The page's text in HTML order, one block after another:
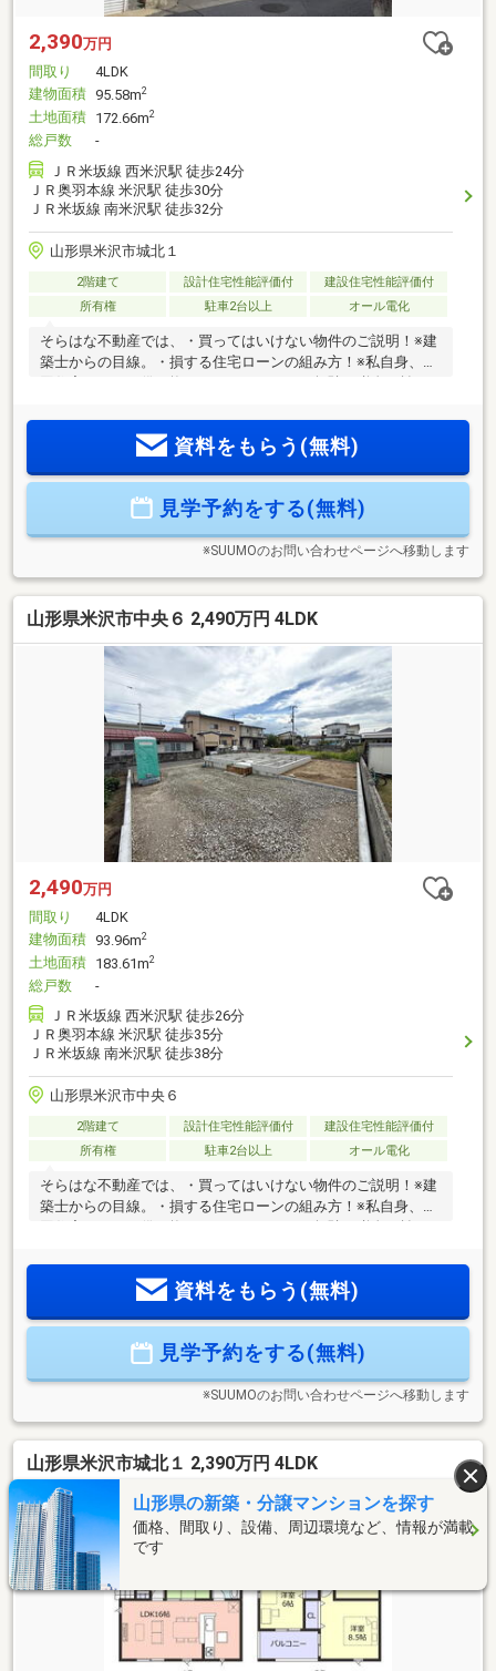
2,390万円
間取り
4LDK
建物面積 95.58m2
土地面積 172.66m2
総戸数
-
ＪＲ米坂線 西米沢駅 徒歩24分
ＪＲ奥羽本線 米沢駅 徒歩30分
ＪＲ米坂線 南米沢駅 徒歩32分
山形県米沢市城北１
2階建て 設計住宅性能評価付
建設住宅性能評価付
所有権
駐車2台以上 オール電化
そらはな不動産では、・買ってはいけない物件のご説明！※建
築士からの目線。・損する住宅ローンの組み方！※私自身、３
回住宅ローンを借り換えしております。・無駄な税金を払わ
法！・複利で住宅ローンを返済する驚きの方法術！※聞いて損
はありません。・地震で生じた亀裂を探して保険会社に代理
つけて夫婦のどちらかがガンになった場合、住宅ローン残高
が０円になる方法！・売却税金を安くする方法！・賃貸相場
ンを住宅ローンに取りまとめ
資料をもらう(無料)
見学予約をする(無料)
※SUUMOのお問い合わせページへ移動します
山形県米沢市中央６ 2,490万円 4LDK
2,490万円
間取り
4LDK
建物面積 93.96m2
土地面積 183.61m2
総戸数
-
ＪＲ米坂線 西米沢駅 徒歩26分
ＪＲ奥羽本線 米沢駅 徒歩35分
ＪＲ米坂線 南米沢駅 徒歩38分
山形県米沢市中央６
2階建て 設計住宅性能評価付
建設住宅性能評価付
所有権
駐車2台以上 オール電化
そらはな不動産では、・買ってはいけない物件のご説明！※建
築士からの目線。・損する住宅ローンの組み方！※私自身、３
法！・複利で住宅ローンを返済する驚きの方法術！※聞いて損
はありません。・地震で生じた亀裂を探して保険会社に代理
が０円になる方法！・売却税金を安くする方法！・賃貸相場
のご相談！・住宅ローン返済を安くする方法！・既存のロー
ンを住宅ローンに取りまとめ
資料をもらう(無料)
見学予約をする(無料)
※SUUMOのお問い合わせページへ移動します
山形県米沢市城北１ 2,390万円 4LDK
山形県の新築・分譲マンションを探す
価格、間取り、設備、周辺環境など、情報が満載
です